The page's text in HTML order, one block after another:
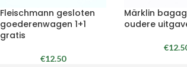
Fleischmann gesloten
goederenwagen 1+1
gratis
€12.50
Märklin
oudere
€